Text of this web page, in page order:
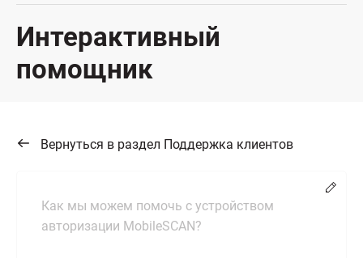
Интерактивный
помощник
Вернуться в раздел Поддержка клиентов
Как мы можем помочь с устройством
авторизации MobileSCAN?